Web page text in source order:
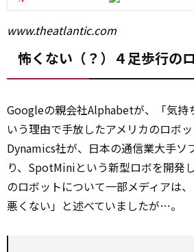
www.theatlantic.com
怖くない（？）４足歩行の
Googleの親会社Alphabetが、「気持
いう理由で手放したアメリカのロボ
Dynamics社が、日本の通信業大手ソ
り、SpotMiniという新型ロボを開発
のロボットについて一部メディアは
悪くない」と述べていましたが…。